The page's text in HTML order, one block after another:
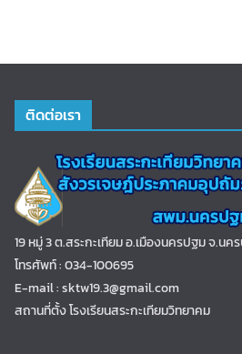
ติดต่อเรา
19 หมู่ 3 ต.สระกะเทียม อ.เมืองนครปฐม จ.น
โทรศัพท์ : 034-100695
E-mail : sktw19.3@gmail.com
สถานที่ตั้ง โรงเรียนสระกะเทียมวิทยาคม